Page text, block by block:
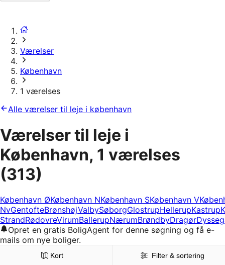
Værelser
København
1 værelses
Alle værelser til leje i københavn
Værelser til leje i
København, 1 værelses
(313)
København ØKøbenhavn NKøbenhavn SKøbenhavn V
NvGentofteBrønshøjValbySøborgGlostrupHellerupKastrup
StrandRødovreVirumBallerupNærumBrøndbyDragør
Opret en gratis BoligAgent for denne søgning og få e-
mails om nye boliger.
Kort Filter & sortering